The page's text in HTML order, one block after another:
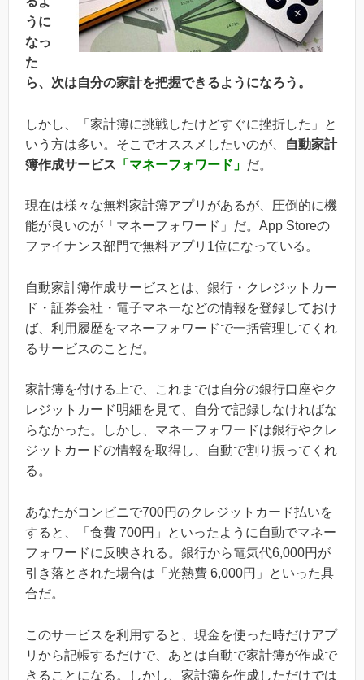
うに
なっ
た
ら、次は自分の家計を把握できるようになろう。
しかし、「家計簿に挑戦したけどすぐに挫折した」と
いう方は多い。そこでオススメしたいのが、
自動家計
簿作成サービス 「マネーフォワード」 だ。
現在は様々な無料家計簿アプリがあるが、圧倒的に機
能が良いのが「マネーフォワード」だ。App Storeの
ファイナンス部門で無料アプリ1位になっている。
自動家計簿作成サービスとは、銀行・クレジットカー
ド・証券会社・電子マネーなどの情報を登録しておけ
ば、利用履歴をマネーフォワードで一括管理してくれ
るサービスのことだ。
家計簿を付ける上で、これまでは自分の銀行口座やク
レジットカード明細を見て、自分で記録しなければな
らなかった。しかし、マネーフォワードは銀行やクレ
ジットカードの情報を取得し、自動で割り振ってくれ
る。
あなたがコンビニで700円のクレジットカード払いを
すると、「食費 700円」といったように自動でマネー
フォワードに反映される。銀行から電気代6,000円が
引き落とされた場合は「光熱費 6,000円」といった具
合だ。
このサービスを利用すると、現金を使った時だけアプ
リから記帳するだけで、あとは自動で家計簿が作成で
きることになる。しかし、家計簿を作成しただけでは